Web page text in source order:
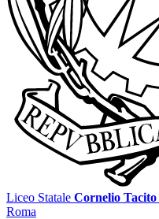
Liceo Statale Cornelio Tacito
Roma